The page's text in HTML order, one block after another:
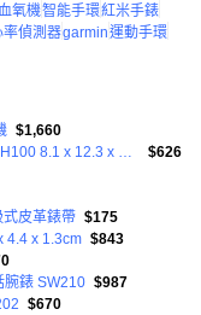
氧機智能手環紅米手錶
率偵測器garmin運動手環
$1,660
ceomate 西歐科技 智慧健康管理手錶 CME-X8-H100 8.1 x 12.3 x 2.9cm 天空藍 40g
$626
式皮革錶帶 $175
4.4 x 1.3cm $843
腕錶 SW210 $987
$670